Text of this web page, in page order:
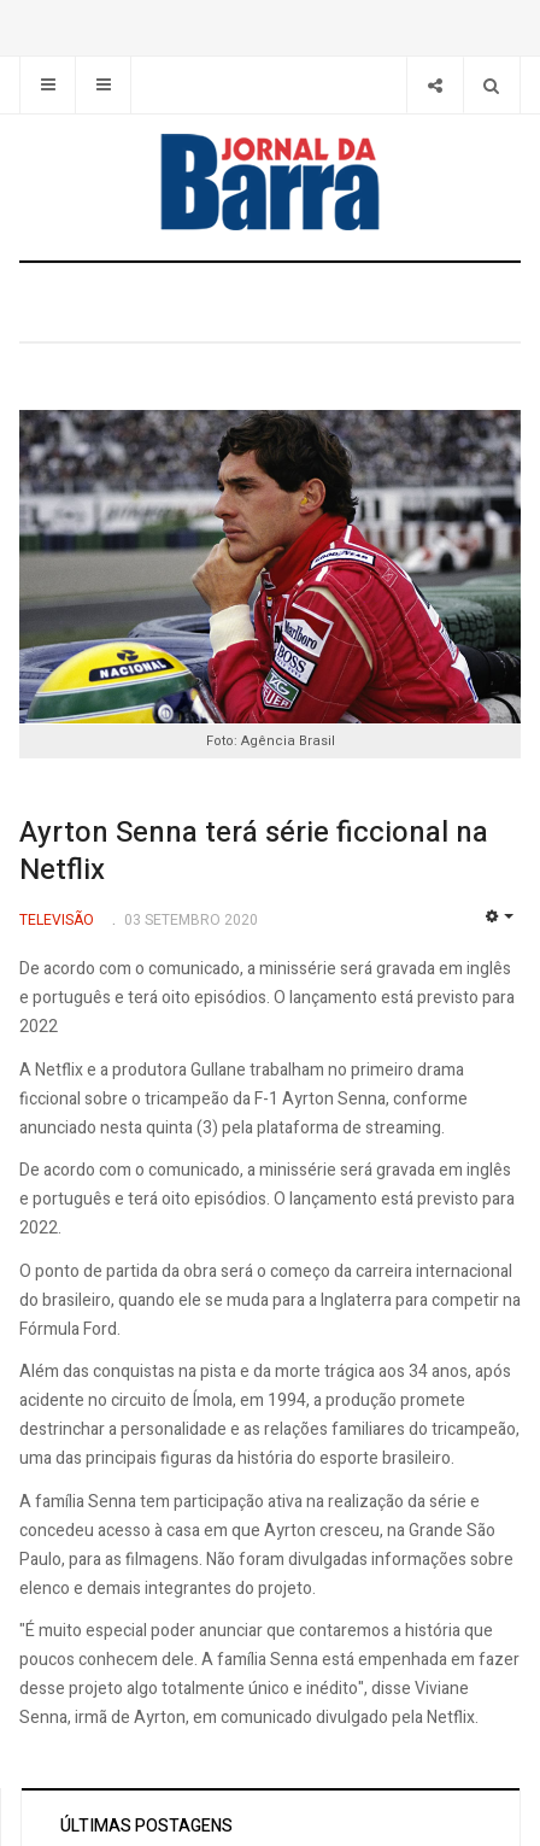
Foto: Agência Brasil
Ayrton Senna terá série ficcional na
Netflix
TELEVISÃO 03 SETEMBRO 2020
De acordo com o comunicado, a minissérie será gravada em inglês
e português e terá oito episódios. O lançamento está previsto para
2022
A Netflix e a produtora Gullane trabalham no primeiro drama
ficcional sobre o tricampeão da F-1 Ayrton Senna, conforme
anunciado nesta quinta (3) pela plataforma de streaming.
De acordo com o comunicado, a minissérie será gravada em inglês
e português e terá oito episódios. O lançamento está previsto para
2022.
O ponto de partida da obra será o começo da carreira internacional
do brasileiro, quando ele se muda para a Inglaterra para competir na
Fórmula Ford.
Além das conquistas na pista e da morte trágica aos 34 anos, após
acidente no circuito de Ímola, em 1994, a produção promete
destrinchar a personalidade e as relações familiares do tricampeão,
uma das principais figuras da história do esporte brasileiro.
A família Senna tem participação ativa na realização da série e
concedeu acesso à casa em que Ayrton cresceu, na Grande São
Paulo, para as filmagens. Não foram divulgadas informações sobre
elenco e demais integrantes do projeto.
"É muito especial poder anunciar que contaremos a história que
poucos conhecem dele. A família Senna está empenhada em fazer
desse projeto algo totalmente único e inédito", disse Viviane
Senna, irmã de Ayrton, em comunicado divulgado pela Netflix.
ÚLTIMAS POSTAGENS